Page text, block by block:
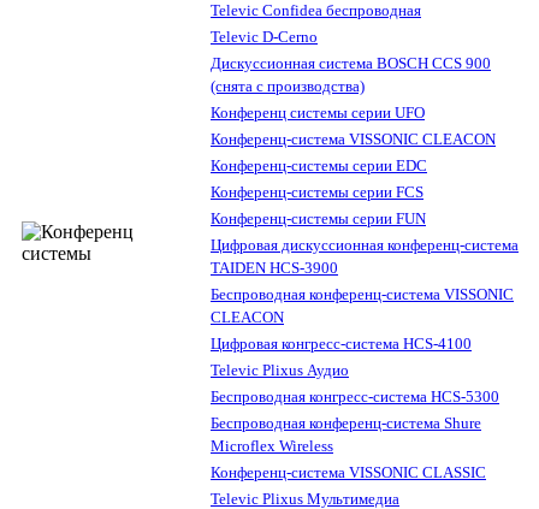
Televic Confidea беспроводная
Televic D-Cerno
Дискуссионная система BOSCH CCS 900
(снята с производства)
Конференц системы серии UFO
Конференц-система VISSONIC CLEACON
Конференц-системы серии EDC
Конференц-системы серии FCS
Конференц-системы серии FUN
Цифровая дискуссионная конференц-система
TAIDEN HCS-3900
Беспроводная конференц-система VISSONIC
CLEACON
Цифровая конгресс-система HCS-4100
Televic Plixus Аудио
Беспроводная конгресс-система HCS-5300
Беспроводная конференц-система Shure
Microflex Wireless
Конференц-система VISSONIC CLASSIC
Televic Plixus Мультимедиа